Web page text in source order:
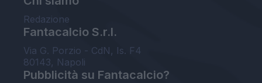
Redazione
Fantacalcio S.r.l.
Via G. Porzio - CdN, Is. F4
80143, Napoli
Pubblicità su Fantacalcio?